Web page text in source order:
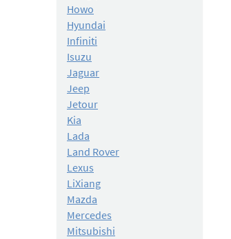
Howo
Hyundai
Infiniti
Isuzu
Jaguar
Jeep
Jetour
Kia
Lada
Land Rover
Lexus
LiXiang
Mazda
Mercedes
Mitsubishi